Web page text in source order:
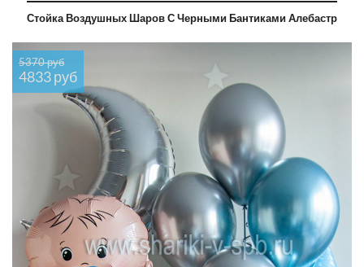
Стойка Воздушных Шаров С Черными Бантиками Алебастр
5370 руб
4833 руб